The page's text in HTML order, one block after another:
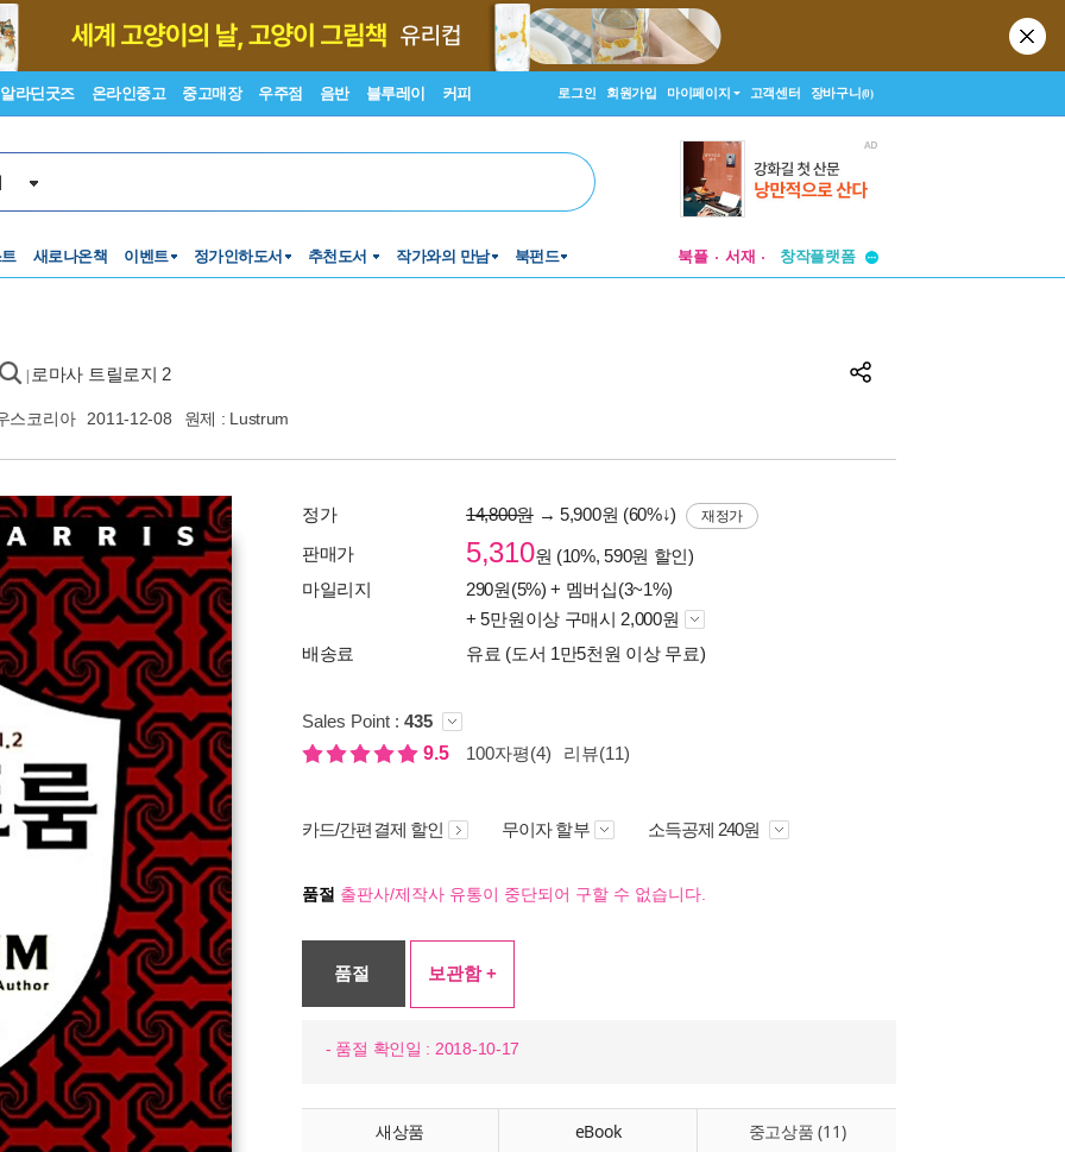
알라딘굿즈 온라인중고 중고매장 우주점 음반 블루레이 커피 로그인 회원가입 마이페이지 고객센터 장바구니(0)
새로나온책 이벤트 정가인하도서 추천도서 작가와의 만남 북펀드 북플 서재
투비컨티뉴드
로마사 트릴로지 2
스코리아 2011-12-08 원제 : Lustrum
정가 14,800원→ 5,900원 (60%↓) 재정가
판매가 5,310원 (10%, 590원 할인)
마일리지
290원(5%) + 멤버십(3~1%)
+ 5만원이상 구매시 2,000원
배송료
유료 (도서 1만5천원 이상 무료)
Sales Point : 435
9.5
100자평(4) 리뷰(11)
카드/간편결제 할인 무이자 할부 소득공제 240원
품절 출판사/제작사 유통이 중단되어 구할 수 없습니다.
품절 보관함 +
- 품절 확인일 : 2018-10-17
새상품 eBook 중고상품 (11)